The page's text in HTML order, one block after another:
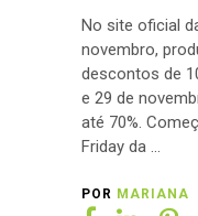
No site oficial
novembro,
descontos de
e 29 de
até 70%.
Friday da
POR MARIANA